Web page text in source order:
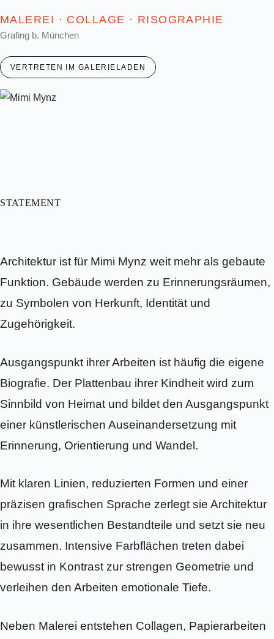
MALEREI · COLLAGE · RISOGRAPHIE
Grafing b. München
VERTRETEN IM GALERIELADEN
STATEMENT
Architektur ist für Mimi Mynz weit mehr als gebaute
Funktion. Gebäude werden zu Erinnerungsräumen,
zu Symbolen von Herkunft, Identität und
Zugehörigkeit.
Ausgangspunkt ihrer Arbeiten ist häufig die eigene
Biografie. Der Plattenbau ihrer Kindheit wird zum
Sinnbild von Heimat und bildet den Ausgangspunkt
einer künstlerischen Auseinandersetzung mit
Erinnerung, Orientierung und Wandel.
Mit klaren Linien, reduzierten Formen und einer
präzisen grafischen Sprache zerlegt sie Architektur
in ihre wesentlichen Bestandteile und setzt sie neu
zusammen. Intensive Farbflächen treten dabei
bewusst in Kontrast zur strengen Geometrie und
verleihen den Arbeiten emotionale Tiefe.
Neben Malerei entstehen Collagen, Papierarbeiten